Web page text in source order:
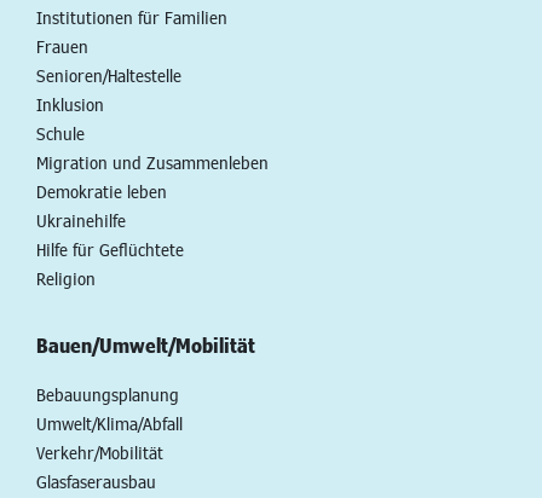
Institutionen für Familien
Frauen
Senioren/Haltestelle
Inklusion
Schule
Migration und Zusammenleben
Demokratie leben
Ukrainehilfe
Hilfe für Geflüchtete
Religion
Bauen/Umwelt/Mobilität
Bebauungsplanung
Umwelt/Klima/Abfall
Verkehr/Mobilität
Glasfaserausbau